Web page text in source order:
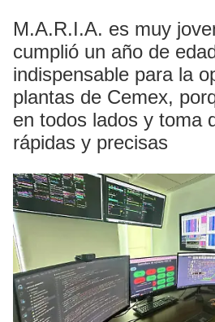
M.A.R.I.A. es muy
cumplió un año de
indispensable para la
plantas de Cemex,
en todos lados y toma
rápidas y precisas